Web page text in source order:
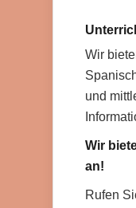
Wir
und
Wir
an!
Rufen